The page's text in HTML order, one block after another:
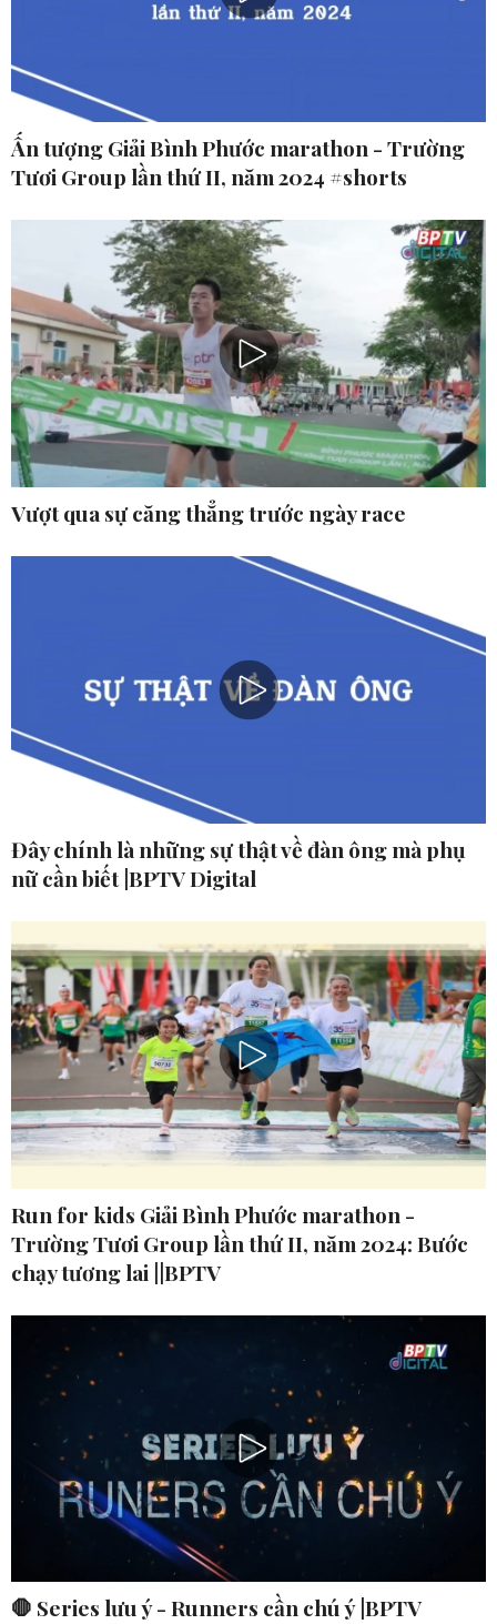
Ấn tượng Giải Bình Phước marathon - Trường
Tươi Group lần thứ II, năm 2024 #shorts
Vượt qua sự căng thẳng trước ngày race
Đây chính là những sự thật về đàn ông mà phụ
nữ cần biết |BPTV Digital
Run for kids Giải Bình Phước marathon -
Trường Tươi Group lần thứ II, năm 2024: Bước
chạy tương lai ||BPTV
🛑 Series lưu ý - Runners cần chú ý |BPTV